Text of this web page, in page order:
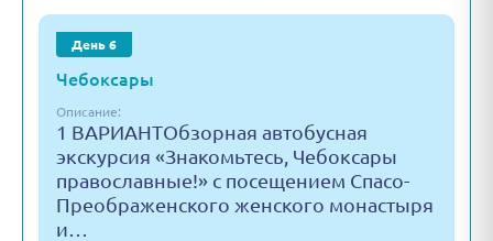
День 6
Чебоксары
Описание:
1 ВАРИАНТОбзорная автобусная
экскурсия «Знакомьтесь, Чебоксары
православные!» с посещением Спасо-
Преображенского женского монастыря
и…